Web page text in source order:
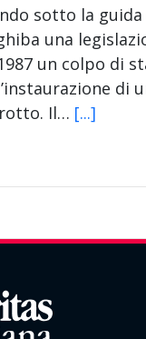
sotto la
una
un colpo di
di
Il… [...]